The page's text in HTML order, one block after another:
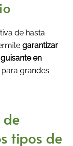
de hasta
garantizar
en
grandes
tipos de